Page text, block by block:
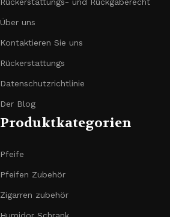
Rückerstattungs- und Rückgaberecht
Über uns
Kontaktieren Sie uns
Rückerstattungs
Datenschutzrichtlinie
Der Blog
Produktkategorien
Pfeife
Pfeifen Zubehör
Zigarren zubehör